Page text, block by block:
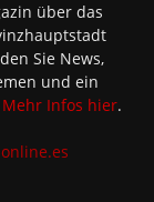
über das
Sie News,
und ein
Mehr Infos hier.